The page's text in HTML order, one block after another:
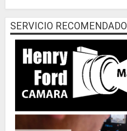
SERVICIO RECOMENDADO